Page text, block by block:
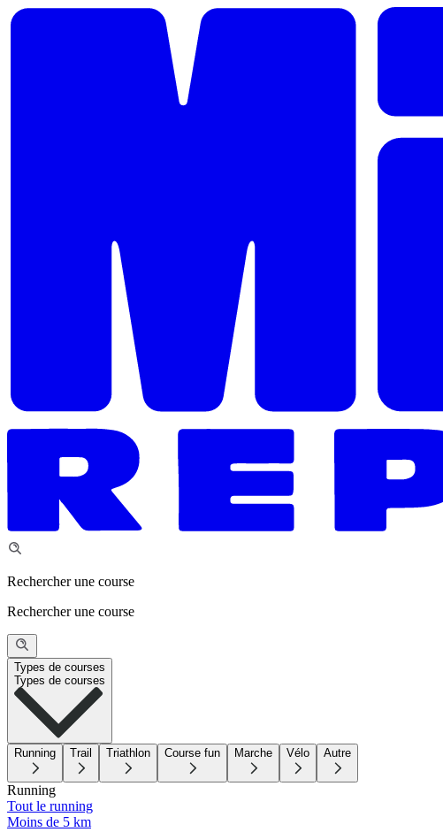
Rechercher une course
Rechercher une course
Types de courses
Types de courses
Running Trail Triathlon Course fun Marche Vélo Autre
Running
Tout le running
Moins de 5 km